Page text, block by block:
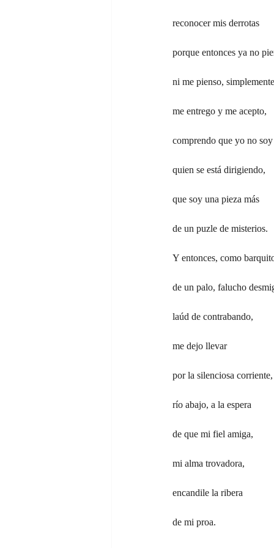
reconocer mis derrotas
porque entonces ya no
ni me pienso, simplemente
me entrego y me acepto,
comprendo que yo no soy
quien se está dirigiendo,
que soy una pieza más
de un puzle de misterios.
Y entonces, como
de un palo, falucho
laúd de contrabando,
me dejo llevar
por la silenciosa corriente,
río abajo, a la espera
de que mi fiel amiga,
mi alma trovadora,
encandile la ribera
de mi proa.